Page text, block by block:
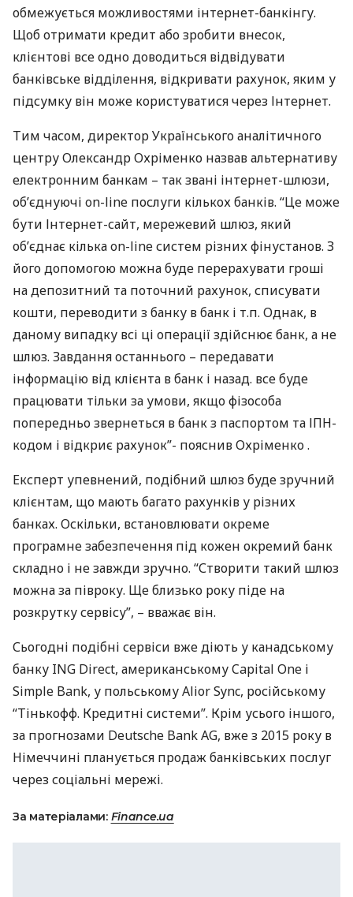
обмежується можливостями інтернет-банкінгу.
Щоб отримати кредит або зробити внесок,
клієнтові все одно доводиться відвідувати
банківське відділення, відкривати рахунок, яким у
підсумку він може користуватися через Інтернет.
Тим часом, директор Українського аналітичного
центру Олександр Охріменко назвав альтернативу
електронним банкам – так звані інтернет-шлюзи,
об’єднуючі on-line послуги кількох банків. “Це може
бути Інтернет-сайт, мережевий шлюз, який
об’єднає кілька on-line систем різних фінустанов. З
його допомогою можна буде перерахувати гроші
на депозитний та поточний рахунок, списувати
кошти, переводити з банку в банк і т.п. Однак, в
даному випадку всі ці операції здійснює банк, а не
шлюз. Завдання останнього – передавати
інформацію від клієнта в банк і назад. все буде
працювати тільки за умови, якщо фізособа
попередньо звернеться в банк з паспортом та ІПН-
кодом і відкриє рахунок”- пояснив Охріменко .
Експерт упевнений, подібний шлюз буде зручний
клієнтам, що мають багато рахунків у різних
банках. Оскільки, встановлювати окреме
програмне забезпечення під кожен окремий банк
складно і не завжди зручно. “Створити такий шлюз
можна за півроку. Ще близько року піде на
розкрутку сервісу”, – вважає він.
Сьогодні подібні сервіси вже діють у канадському
банку ING Direct, американському Capital One і
Simple Bank, у польському Alior Sync, російському
“Тінькофф. Кредитні системи”. Крім усього іншого,
за прогнозами Deutsche Bank AG, вже з 2015 року в
Німеччині планується продаж банківських послуг
через соціальні мережі.
За матеріалами: Finance.ua